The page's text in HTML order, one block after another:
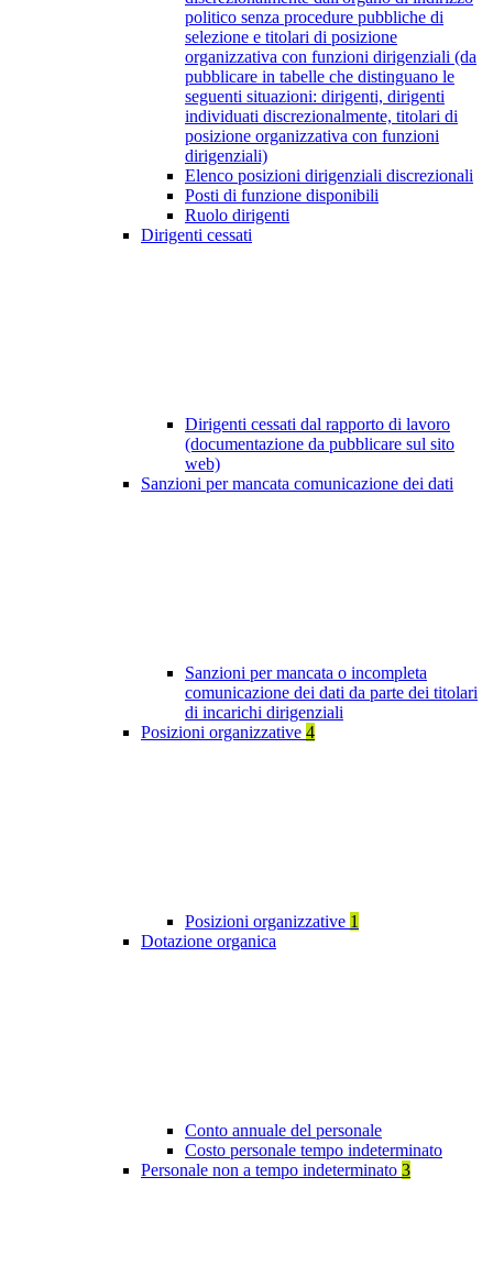
politico senza procedure pubbliche di
selezione e titolari di posizione
organizzativa con funzioni dirigenziali (da
pubblicare in tabelle che distinguano le
seguenti situazioni: dirigenti, dirigenti
individuati discrezionalmente, titolari di
posizione organizzativa con funzioni
dirigenziali)
Elenco posizioni dirigenziali discrezionali
Posti di funzione disponibili
Ruolo dirigenti
Dirigenti cessati
Dirigenti cessati dal rapporto di lavoro
(documentazione da pubblicare sul sito
web)
Sanzioni per mancata comunicazione dei dati
Sanzioni per mancata o incompleta
comunicazione dei dati da parte dei titolari
di incarichi dirigenziali
Posizioni organizzative 4
Posizioni organizzative 1
Dotazione organica
Conto annuale del personale
Costo personale tempo indeterminato
Personale non a tempo indeterminato 3